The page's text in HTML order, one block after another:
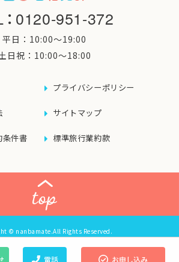
：0120-951-372
平日：10:00〜19:00
日祝：10:00〜18:00
プライバシーポリシー
サイトマップ
条件書 標準旅行業約款
© nanbamate.All Rights Reserved.